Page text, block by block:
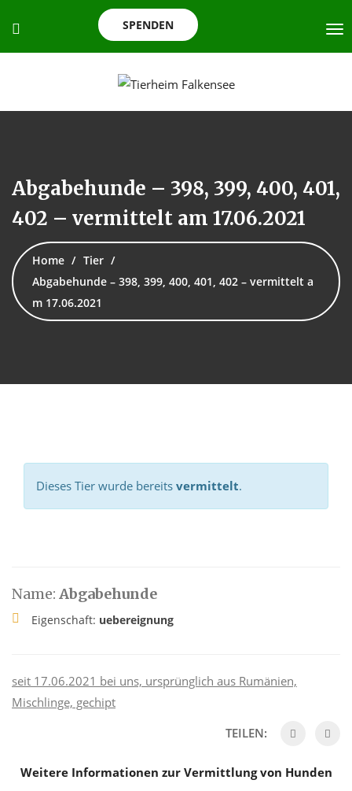
SPENDEN
Abgabehunde – 398, 399, 400, 401,
402 – vermittelt am 17.06.2021
Home
Tier
Abgabehunde – 398, 399, 400, 401, 402 – vermittelt a
m 17.06.2021
Dieses Tier wurde bereits vermittelt.
Name: Abgabehunde
Eigenschaft: uebereignung
seit 17.06.2021 bei uns, ursprünglich aus Rumänien,
Mischlinge, gechipt
TEILEN:
Weitere Informationen zur Vermittlung von Hunden